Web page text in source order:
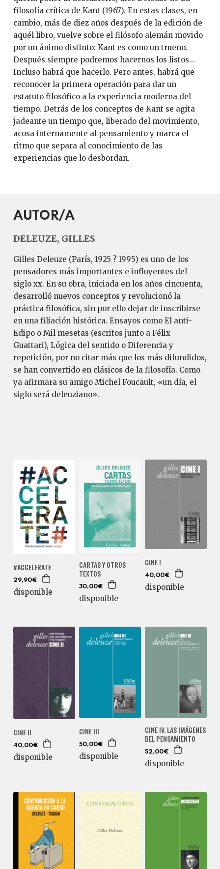
filosofía crítica de Kant (1967). En estas clases, en
cambio, más de diez años después de la edición de
aquél libro, vuelve sobre el filósofo alemán movido
por un ánimo distinto: Kant es como un trueno.
Después siempre podremos hacernos los listos...
Incluso habrá que hacerlo. Pero antes, habrá que
reconocer la primera operación para dar un
estatuto filosófico a la experiencia moderna del
tiempo. Detrás de los conceptos de Kant se agita
jadeante un tiempo que, liberado del movimiento,
acosa internamente al pensamiento y marca el
ritmo que separa al conocimiento de las
experiencias que lo desbordan.
AUTOR/A
DELEUZE, GILLES
Gilles Deleuze (París, 1925 ? 1995) es uno de los
pensadores más importantes e influyentes del
siglo xx. En su obra, iniciada en los años cincuenta,
desarrolló nuevos conceptos y revolucionó la
práctica filosófica, sin por ello dejar de inscribirse
en una filiación histórica. Ensayos como El anti-
Edipo o Mil mesetas (escritos junto a Félix
Guattari), Lógica del sentido o Diferencia y
repetición, por no citar más que los más difundidos,
se han convertido en clásicos de la filosofía. Como
ya afirmara su amigo Michel Foucault, «un día, el
siglo será deleuziano».
#ACCELERATE
29,90€
disponible
CARTAS Y OTROS
TEXTOS
30,00€
disponible
CINE I
40,00€
disponible
CINE II
40,00€
disponible
CINE III
50,00€
disponible
CINE IV. LAS IMÁGENES
DEL PENSAMIENTO
52,00€
disponible